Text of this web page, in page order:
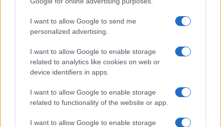
I want to allow Google to send me
personalized advertising.
I want to allow Google to enable storage
related to analytics like cookies on web or
device identifiers in apps.
I want to allow Google to enable storage
related to functionality of the website or app.
I want to allow Google to enable storage
A hiba, amit elul hónapban nem érdemes